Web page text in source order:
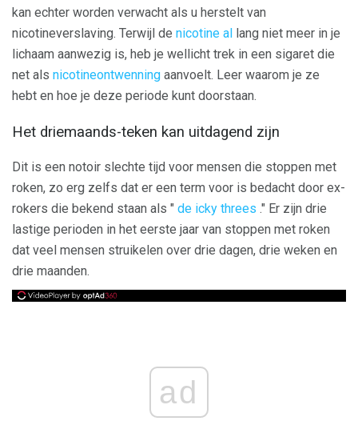
kan echter worden verwacht als u herstelt van
nicotineverslaving. Terwijl de nicotine al lang niet meer in je
lichaam aanwezig is, heb je wellicht trek in een sigaret die
net als nicotineontwenning aanvoelt. Leer waarom je ze
hebt en hoe je deze periode kunt doorstaan.
Het driemaands-teken kan uitdagend zijn
Dit is een notoir slechte tijd voor mensen die stoppen met
roken, zo erg zelfs dat er een term voor is bedacht door ex-
rokers die bekend staan ​​als " de icky threes ." Er zijn drie
lastige perioden in het eerste jaar van stoppen met roken
dat veel mensen struikelen over drie dagen, drie weken en
drie maanden.
ad